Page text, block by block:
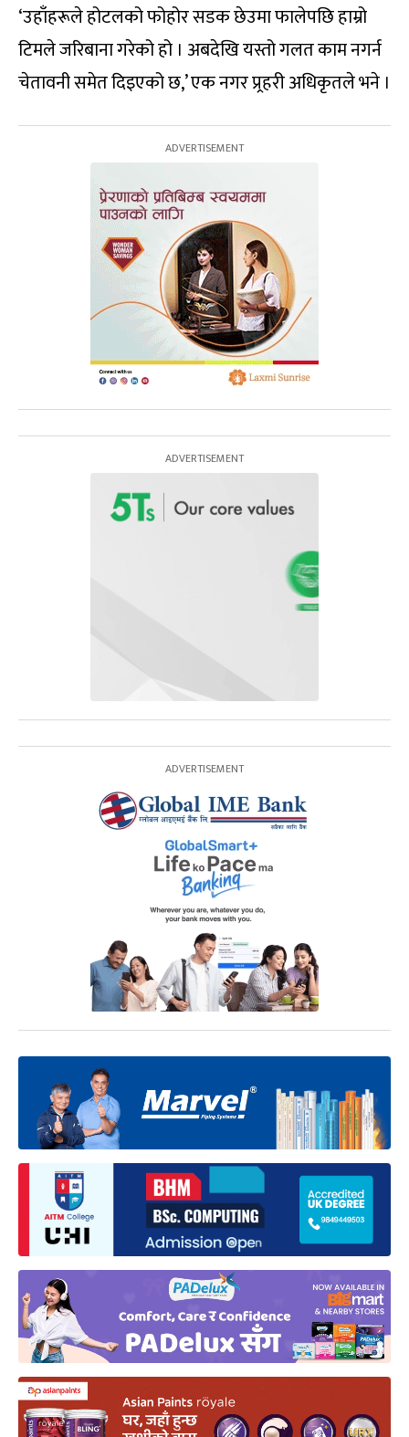
‘उहाँहरूले होटलको फोहोर सडक छेउमा फालेपछि हाम्रो
टिमले जरिबाना गरेको हो । अबदेखि यस्तो गलत काम नगर्न
चेतावनी समेत दिइएको छ,’ एक नगर प्र्रहरी अधिकृतले भने ।